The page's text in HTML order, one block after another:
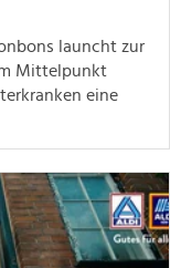
launcht zur
Mittelpunkt
eine